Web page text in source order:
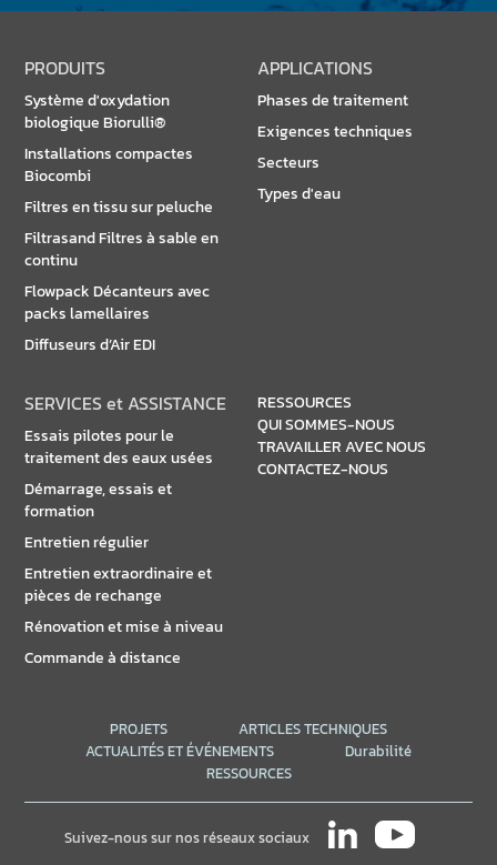
PRODUITS
Système d'oxydation
biologique Biorulli®
Installations compactes
Biocombi
Filtres en tissu sur peluche
Filtrasand Filtres à sable en
continu
Flowpack Décanteurs avec
packs lamellaires
Diffuseurs d’Air EDI
APPLICATIONS
Phases de traitement
Exigences techniques
Secteurs
Types d'eau
SERVICES et ASSISTANCE
Essais pilotes pour le
traitement des eaux usées
Démarrage, essais et
formation
Entretien régulier
Entretien extraordinaire et
pièces de rechange
Rénovation et mise à niveau
Commande à distance
RESSOURCES
QUI SOMMES-NOUS
TRAVAILLER AVEC NOUS
CONTACTEZ-NOUS
PROJETS
ARTICLES TECHNIQUES
ACTUALITÉS ET ÉVÉNEMENTS
Durabilité
RESSOURCES
Suivez-nous sur nos réseaux sociaux